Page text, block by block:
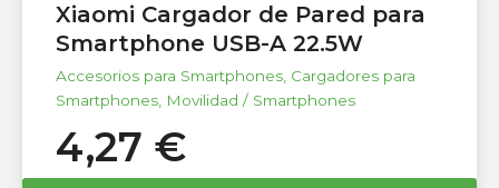
Xiaomi Cargador de Pared para
Smartphone USB-A 22.5W
Accesorios para Smartphones, Cargadores para
Smartphones, Movilidad / Smartphones
4,27 €